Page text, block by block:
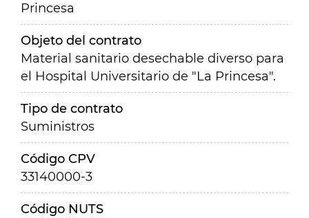
Princesa
Objeto del contrato
Material sanitario desechable diverso para
el Hospital Universitario de "La Princesa".
Tipo de contrato
Suministros
Código CPV
33140000-3
Código NUTS